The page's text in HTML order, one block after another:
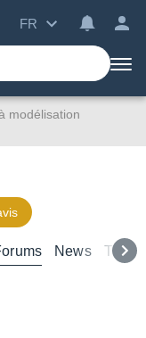
FR
modélisation
News